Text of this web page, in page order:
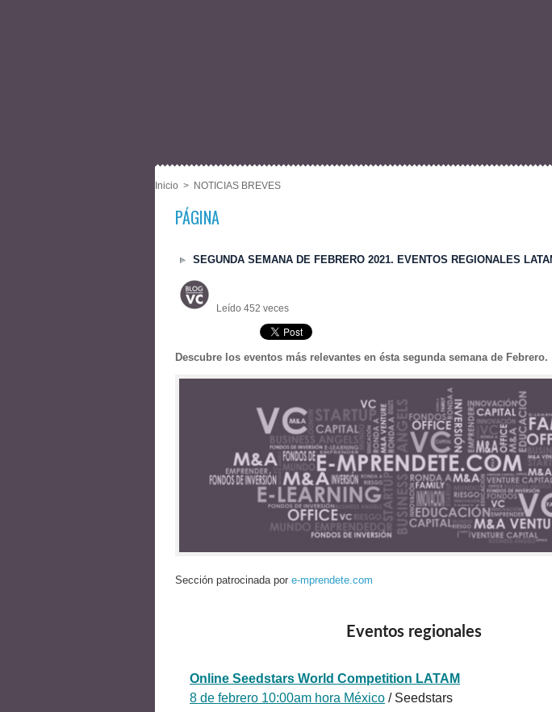
Inicio > NOTICIAS BREVES
PÁGINA
SEGUNDA SEMANA DE FEBRERO 2021. EVENTOS REGIONALES
Leído 452 veces
Descubre los eventos más relevantes en ésta segunda semana de Febrero.
Sección patrocinada por e-mprendete.com
Eventos regionales
Online Seedstars World Competition LATAM
8 de febrero 10:00am hora México / Seedstars